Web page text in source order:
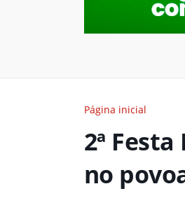
Página inicial
2ª
no